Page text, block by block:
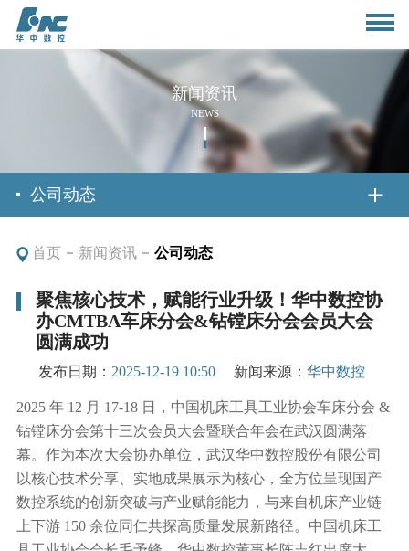
首页
关于我们
公司简介
董事长致辞
组织架构
企业文化
资质荣誉
员工风采
新闻资讯
行业动态
媒体报道
公示公告
产品中心
应用案例
技术分享
投资者关系
投资者提问
联系我们
新闻资讯
NEWS
公司动态
首页 新闻资讯 公司动态
聚焦核心技术，赋能行业升级！华中数控协
办CMTBA车床分会&钻镗床分会会员大会
圆满成功
发布日期： 2025-12-19 10:50 新闻来源：华中数控
2025 年 12 月 17-18 日，中国机床工具工业协会车床分会 &
钻镗床分会第十三次会员大会暨联合年会在武汉圆满落
幕。作为本次大会协办单位，武汉华中数控股份有限公司
以核心技术分享、实地成果展示为核心，全方位呈现国产
数控系统的创新突破与产业赋能能力，与来自机床产业链
上下游 150 余位同仁共探高质量发展新路径。中国机床工